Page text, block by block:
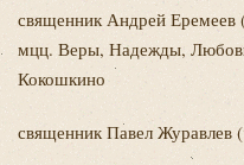
священник Андрей
мцц. Веры, Надежды,
Кокошкино
священник Павел Журавлев